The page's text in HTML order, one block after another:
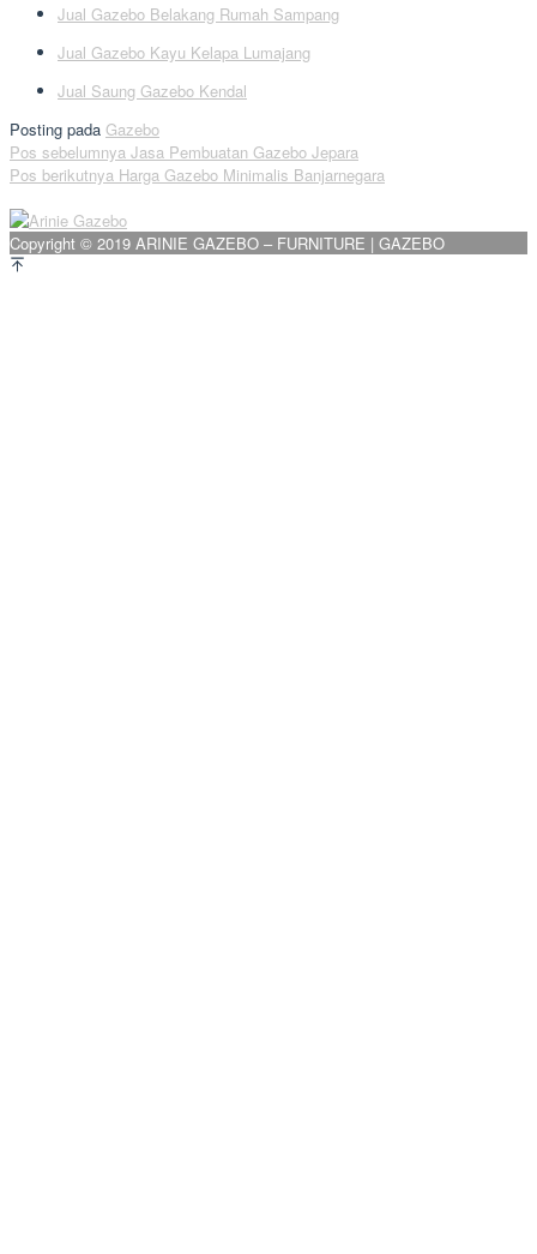
Jual Gazebo Belakang Rumah Sampang
Jual Gazebo Kayu Kelapa Lumajang
Jual Saung Gazebo Kendal
Posting pada Gazebo
Navigasi
pos
Pos sebelumnya Jasa Pembuatan Gazebo Jepara
Pos berikutnya Harga Gazebo Minimalis Banjarnegara
Copyright © 2019 ARINIE GAZEBO – FURNITURE | GAZEBO